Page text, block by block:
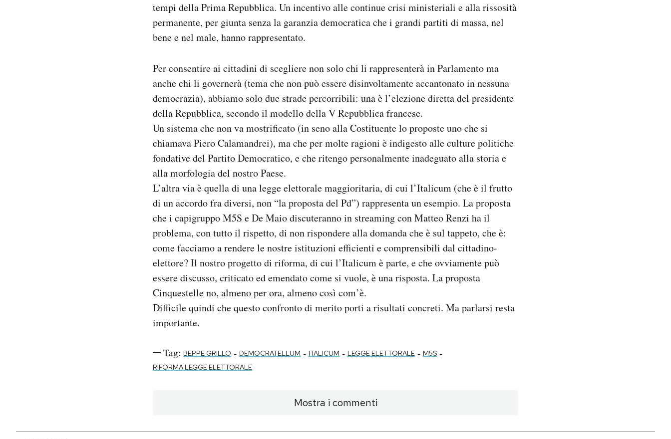
tempi della Prima Repubblica. Un incentivo alle continue crisi ministeriali e alla rissosità
permanente, per giunta senza la garanzia democratica che i grandi partiti di massa, nel
bene e nel male, hanno rappresentato.
Per consentire ai cittadini di scegliere non solo chi li rappresenterà in Parlamento ma
anche chi li governerà (tema che non può essere disinvoltamente accantonato in nessuna
democrazia), abbiamo solo due strade percorribili: una è l’elezione diretta del presidente
della Repubblica, secondo il modello della V Repubblica francese.
Un sistema che non va mostrificato (in seno alla Costituente lo proposte uno che si
chiamava Piero Calamandrei), ma che per molte ragioni è indigesto alle culture politiche
fondative del Partito Democratico, e che ritengo personalmente inadeguato alla storia e
alla morfologia del nostro Paese.
L’altra via è quella di una legge elettorale maggioritaria, di cui l’Italicum (che è il frutto
di un accordo fra diversi, non “la proposta del Pd”) rappresenta un esempio. La proposta
che i capigruppo M5S e De Maio discuteranno in streaming con Matteo Renzi ha il
problema, con tutto il rispetto, di non rispondere alla domanda che è sul tappeto, che è:
come facciamo a rendere le nostre istituzioni efficienti e comprensibili dal cittadino-
elettore? Il nostro progetto di riforma, di cui l’Italicum è parte, e che ovviamente può
essere discusso, criticato ed emendato come si vuole, è una risposta. La proposta
Cinquestelle no, almeno per ora, almeno così com’è.
Difficile quindi che questo confronto di merito porti a risultati concreti. Ma parlarsi resta
importante.
Tag: BEPPE GRILLO - DEMOCRATELLUM - ITALICUM - LEGGE ELETTORALE - M5S -
RIFORMA LEGGE ELETTORALE
Mostra i commenti